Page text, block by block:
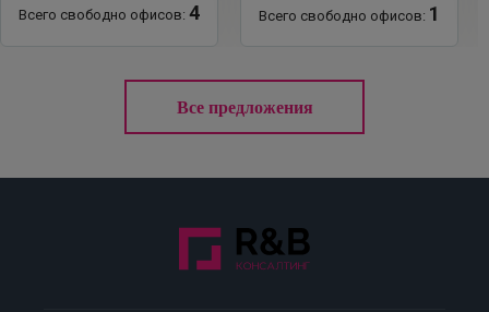
Всего свободно офисов: 4 Всего свободно офисов: 1
Все предложения